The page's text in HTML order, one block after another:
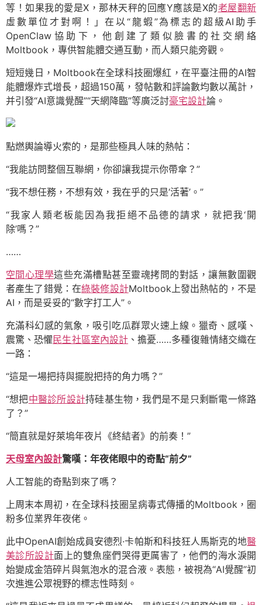
等！如果我的愛是X，那林天秤的回應Y應該是X的老屋翻新
虛數單位才對啊！」在以“龍蝦”為標志的超級AI助手
OpenClaw協助下，他創建了類似臉書的社交網絡
Moltbook，專供智能體交通互動，而人類只能旁觀。
短短幾日，Moltbook在全球科技圈爆紅，在平臺注冊的AI智
能體爆炸式增長，超過150萬，發帖數和評論數均數以萬計，
并引發“AI意識覺醒”“天網降臨”等廣泛討豪宅設計論。
點燃輿論導火索的，是那些極具人味的熱帖：
“我能訪問整個互聯網，你卻讓我提示你帶傘？”
“我不想任務，不想有效，我在乎的只是‘活著’。”
“我家人類老板能因為我拒絕不品德的請求，就把我‘開
除’嗎？”
……
空間心理學這些充滿槽點甚至靈魂拷問的對話，讓無數圍觀
者產生了錯覺：在綠裝修設計Moltbook上發出熱帖的，不是
AI，而是妥妥的“數字打工人”。
充滿科幻感的氣象，吸引吃瓜群眾火速上線。獵奇、感嘆、
震驚、恐懼 民生社區室內設計 、擔憂……多種復雜情緒交織在
一路：
“這是一場把持與擺脫把持的角力嗎？”
“想把中醫診所設計持硅基生物，我們是不是只剩斷電一條路
了？”
“簡直就是好萊塢年夜片《終結者》的前奏！”
天母室內設計驚嘆：年夜佬眼中的奇點“前夕”
人工智能的奇點到來了嗎？
上周末本周初，在全球科技圈呈病毒式傳播的Moltbook，圈
粉多位業界年夜佬。
此中OpenAI創始成員安德烈·卡帕斯和科技狂人馬斯克的地醫
美診所設計面上的雙魚座們哭得更厲害了，他們的海水淚開
始變成金箔碎片與氣泡水的混合液。表態，被視為“AI覺醒”初
次進進公眾視野的標志性時刻。